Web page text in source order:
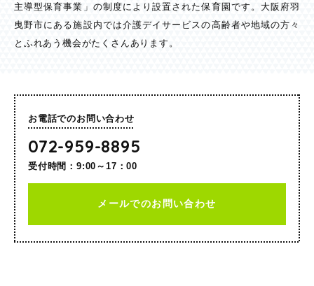
主導型保育事業」の制度により設置された保育園です。大阪府羽
曳野市にある施設内では介護デイサービスの高齢者や地域の方々
とふれあう機会がたくさんあります。
お電話でのお問い合わせ
072-959-8895
受付時間：9:00～17：00
メールでのお問い合わせ